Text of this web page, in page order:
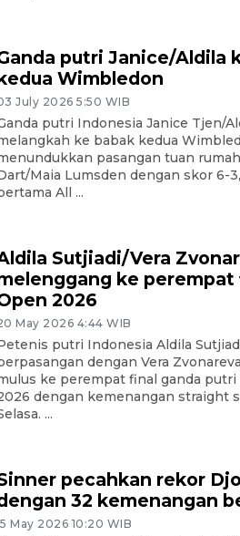
putri Janice/Aldila
Wimbledon
July 2026 5:50 WIB
putri Indonesia Janice Tjen/
ke babak kedua
pasangan tuan
Maia Lumsden dengan skor 6-
All ...
Sutjiadi/Vera
ke perempat
2026
May 2026 4:44 WIB
putri Indonesia Aldila
dengan Vera
ke perempat final ganda putri
dengan kemenangan straight
...
pecahkan rekor
32 kemenangan
May 2026 10:20 WIB